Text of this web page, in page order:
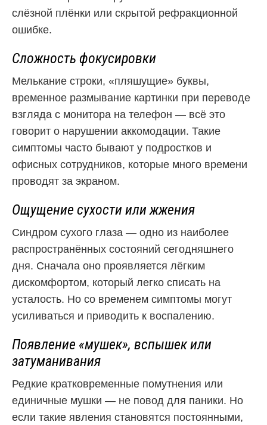
слёзной плёнки или скрытой рефракционной
ошибке.
Сложность фокусировки
Мелькание строки, «пляшущие» буквы,
временное размывание картинки при переводе
взгляда с монитора на телефон — всё это
говорит о нарушении аккомодации. Такие
симптомы часто бывают у подростков и
офисных сотрудников, которые много времени
проводят за экраном.
Ощущение сухости или жжения
Синдром сухого глаза — одно из наиболее
распространённых состояний сегодняшнего
дня. Сначала оно проявляется лёгким
дискомфортом, который легко списать на
усталость. Но со временем симптомы могут
усиливаться и приводить к воспалению.
Появление «мушек», вспышек или
затуманивания
Редкие кратковременные помутнения или
единичные мушки — не повод для паники. Но
если такие явления становятся постоянными,